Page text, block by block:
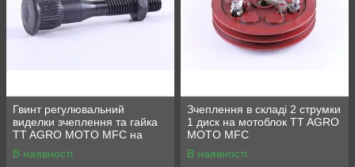
Гвинт регулювальний
виделки зчеплення та гайка
TT AGRO MOTO MFC на
дизельний мотоблок, L — 63
мм, різь — М8
В наявності
Зчеплення в складі 2 струмки
1 диск на мотоблок TT AGRO
MOTO MFC
В наявності